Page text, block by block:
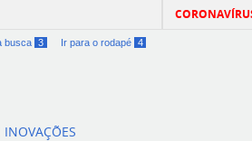
busca 3 Ir para o rodapé 4